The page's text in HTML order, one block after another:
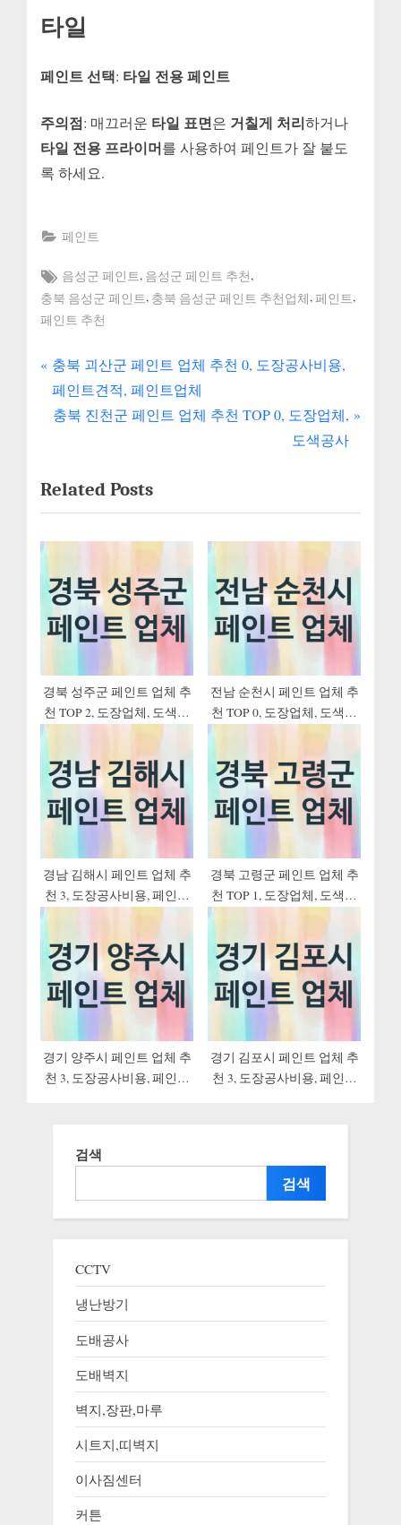
타일
페인트 선택: 타일 전용 페인트
주의점: 매끄러운 타일 표면은 거칠게 처리하거나
타일 전용 프라이머를 사용하여 페인트가 잘 붙도
록 하세요.
페인트
Tags:
음성군 페인트, 음성군 페인트 추천,
충북 음성군 페인트, 충북 음성군 페인트 추천업체,페인트,
페인트 추천
글
내
게
이
션
P
r
e
o
u
s
o
s
t
충북 괴산군 페인트 업체 추천 0, 도장공사비용,
페인트견적, 페인트업체
N
t
P
o
t
:
충북 진천군 페인트 업체 추천 TOP 0, 도장업체,
도색공사
Related Posts
경북 성주군 페인트 업체 추
천 TOP 2, 도장업체, 도색공
전남 순천시 페인트 업체 추
천 TOP 0, 도장업체, 도색공
경남 김해시 페인트 업체 추
천 3, 도장공사비용, 페인트
경북 고령군 페인트 업체 추
천 TOP 1, 도장업체, 도색공
경기 양주시 페인트 업체 추
천 3, 도장공사비용, 페인트
경기 김포시 페인트 업체 추
천 3, 도장공사비용, 페인트
검색
검색
CCTV
냉난방기
도배공사
도배벽지
벽지,장판,마루
시트지,띠벽지
이사짐센터
커튼